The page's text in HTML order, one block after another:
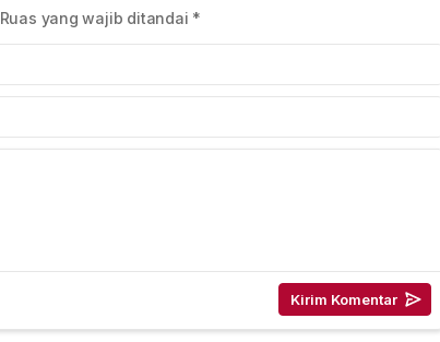
Ruas yang wajib ditandai *